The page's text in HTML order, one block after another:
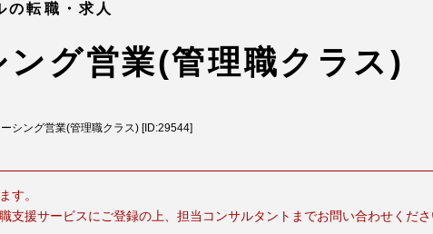
の転職・求人
ング営業(管理職クラス)
ーシング営業(管理職クラス) [ID:29544]
す。
支援サービスにご登録の上、担当コンサルタントまでお問い合わせくださ